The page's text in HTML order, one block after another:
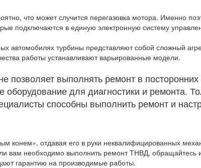
25
10
12,5
3
2
что может случится перегазовка мотора. Именно
подключаются в единую электронную систему
автомобилях турбины представляют собой сложный
работы устанавливают варьированные модели.
позволяет выполнять ремонт в посторонних
оборудование для диагностики и ремонта.
способны выполнить ремонт и
конем», отдавая его в руки неквалифицированных
вам необходимо выполнить ремонт ТНВД, обращайтесь
гарантию на производимые работы.